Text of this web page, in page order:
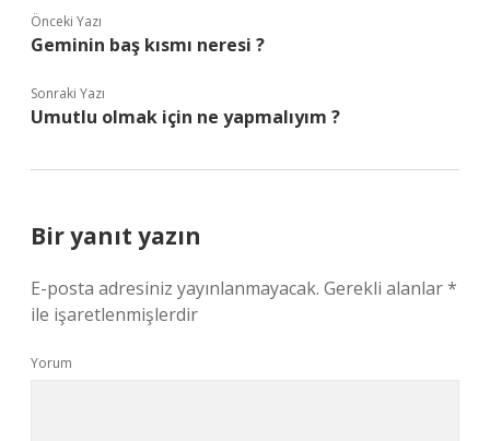
Önceki Yazı
Geminin baş kısmı neresi ?
Sonraki Yazı
Umutlu olmak için ne yapmalıyım ?
Bir yanıt yazın
E-posta adresiniz yayınlanmayacak. Gerekli alanlar*
ile işaretlenmişlerdir
Yorum